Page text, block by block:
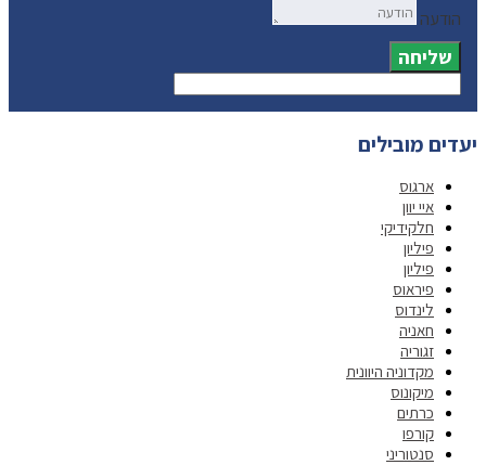
הודעה
שליחה
יעדים מובילים
ארגוס
איי יוון
חלקידיקי
פיליון
פיליון
פיראוס
לינדוס
חאניה
זגוריה
מקדוניה היוונית
מיקונוס
כרתים
קורפו
סנטוריני